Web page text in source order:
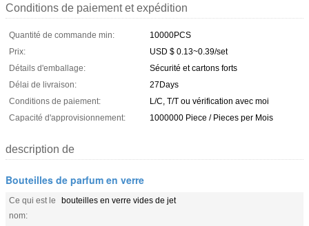
Conditions de paiement et expédition
Quantité de commande min:
10000PCS
Prix:
USD $ 0.13~0.39/set
Détails d'emballage:
Sécurité et cartons forts
Délai de livraison:
27Days
Conditions de paiement:
L/C, T/T ou vérification avec moi
Capacité d'approvisionnement:
1000000 Piece / Pieces per Mois
description de
Bouteilles de parfum en verre
Ce qui est le
nom:
bouteilles en verre vides de jet